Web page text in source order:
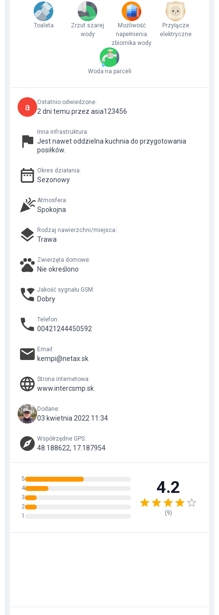
Toaleta
Zrzut szarej
wody
Możliwość
napełnienia
zbiornika wody
Przyłącze
elektryczne
Woda na parceli
a Ostatnio odwiedzone:
2 dni temu przez asia123456
Inna infrastruktura:
Jest nawet oddzielna kuchnia do przygotowania
posiłków.
Okres działania:
Sezonowy
Atmosfera:
Spokojna
Rodzaj nawierzchni/miejsca:
Trawa
Zwierzęta domowe:
Nie określono
Jakość sygnału GSM :
Dobry
Telefon:
00421244450592
Email :
kempi@netax.sk
Strona internetowa:
www.intercsmp.sk
Dodane:
03 kwietnia 2022 11:34
Współrzędne GPS:
48.188622, 17.187954
5
4
3
2
1
4.2
(9)